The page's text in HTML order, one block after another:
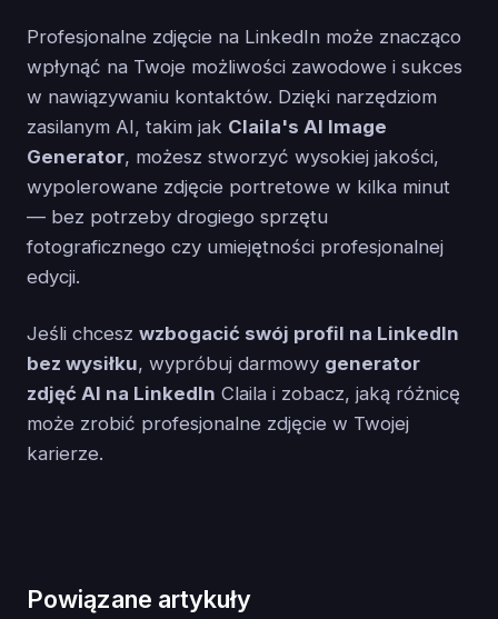
Profesjonalne zdjęcie na LinkedIn może znacząco
wpłynąć na Twoje możliwości zawodowe i sukces
w nawiązywaniu kontaktów. Dzięki narzędziom
zasilanym AI, takim jak Claila's AI Image
Generator, możesz stworzyć wysokiej jakości,
wypolerowane zdjęcie portretowe w kilka minut
— bez potrzeby drogiego sprzętu
fotograficznego czy umiejętności profesjonalnej
edycji.
Jeśli chcesz wzbogacić swój profil na LinkedIn
bez wysiłku, wypróbuj darmowy generator
zdjęć AI na LinkedIn Claila i zobacz, jaką różnicę
może zrobić profesjonalne zdjęcie w Twojej
karierze.
Powiązane artykuły